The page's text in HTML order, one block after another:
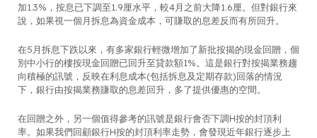
加1.3%，按息已下調至1.9厘水平，較4月之前大降1.6厘。但對銀行來
說，如果視一個月拆息為資金成本，可賺取的息差反而有所回升。
在5月拆息下跌以來，有多家銀行輕微增加了新批按揭的現金回贈，個
別中小行的樓按現金回贈已回升至貸款額1%。這是銀行對按揭業務趨
向積極的訊號，反映在利息成本(包括拆息及定期存款)回落的情況
下，銀行由按揭業務賺取的息差回升，多了提供優惠的空間。
在回贈之外，另一個值得參考的訊號是銀行會否下調H按的封頂利
率。如果我們回顧銀行H按的封頂利率走勢，會發現近年銀行逐步上